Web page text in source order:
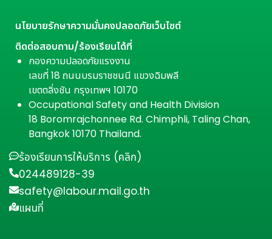
นโยบายรักษาความมั่นคงปลอดภัยเว็บไซต์
ติดต่อสอบถาม/ร้องเรียนได้ที่
กองความปลอดภัยแรงงาน
เลขที่ 18 ถนนบรมราชชนนี แขวงฉิมพลี
เขตตลิ่งชัน กรุงเทพฯ 10170
Occupational Safety and Health Division
18 Boromrajchonnee Rd. Chimphli, Taling Chan,
Bangkok 10170 Thailand.
ร้องเรียนการให้บริการ (คลิก)
024489128-39
safety@labour.mail.go.th
แผนที่